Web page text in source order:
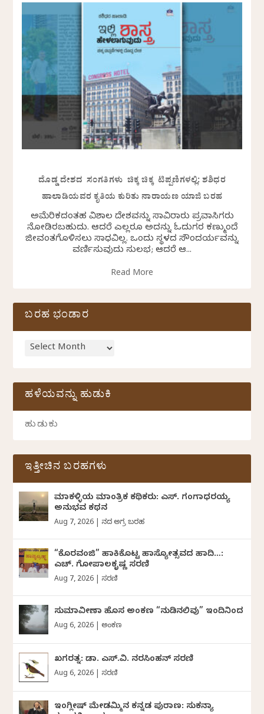
ದೊಡ್ಡ ದೇಶದ ಸಂಗತಿಗಳು ಚಿಕ್ಕ ಚಿಕ್ಕ ಟಿಪ್ಪಣಿಗಳಲ್ಲಿ: ಶಶಿಧರ
ಹಾಲಾಡಿಯವರ ಕೃತಿಯ ಕುರಿತು ನಾರಾಯಣ ಯಾಜಿ ಬರಹ
ಅಮೆರಿಕದಂತಹ ವಿಶಾಲ ದೇಶವನ್ನು ಸಾವಿರಾರು ಪ್ರವಾಸಿಗರು
ನೋಡಿರಬಹುದು. ಆದರೆ ಎಲ್ಲರೂ ಅದನ್ನು ಓದುಗರ ಕಣ್ಮುಂದೆ
ಜೀವಂತಗೊಳಿಸಲು ಸಾಧ್ಯವಿಲ್ಲ. ಒಂದು ಸ್ಥಳದ ಸೌಂದರ್ಯವನ್ನು
ವರ್ಣಿಸುವುದು ಸುಲಭ; ಆದರೆ ಆ...
Read More
ಬರಹ ಭಂಡಾರ
ಹಳೆಯವನ್ನು ಹುಡುಕಿ
ಇತ್ತೀಚಿನ ಬರಹಗಳು
ಮಾಕಳ್ಳಿಯ ಮಾಂತ್ರಿಕ ಕಥಿಕರು: ಎಸ್. ಗಂಗಾಧರಯ್ಯ
ಅನುಭವ ಕಥನ
Aug 7, 2026 ದಿನದ ಅಗ್ರ ಬರಹ
“ಕೊರವಂಜಿ” ಹಾಕಿಕೊಟ್ಟ ಹಾಸ್ಯೋತ್ಸವದ ಹಾದಿ…:
ಎಚ್. ಗೋಪಾಲಕೃಷ್ಣ ಸರಣಿ
Aug 7, 2026 ಸರಣಿ
ಸುಮಾವೀಣಾ ಹೊಸ ಅಂಕಣ “ನುಡಿನಲಿವು” ಇಂದಿನಿಂದ
Aug 6, 2026 ಅಂಕಣ
ಖಗರತ್ನ: ಡಾ. ಎಸ್.ವಿ. ನರಸಿಂಹನ್‌‌ ಸರಣಿ
Aug 6, 2026 ಸರಣಿ
ಇಂಗ್ಲೀಷ್ ಮೇಡಮ್ಮಿನ ಕನ್ನಡ ಪುರಾಣ: ಸುಕನ್ಯಾ